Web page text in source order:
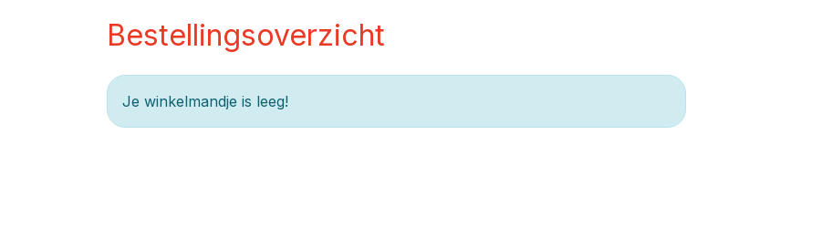
Bestellingsoverzicht
Je winkelmandje is leeg!